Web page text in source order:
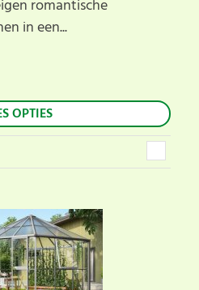
romantische
in een...
OPTIES